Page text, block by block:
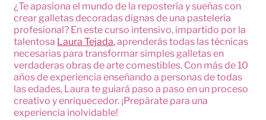
¿Te apasiona el mundo de la repostería y sueñas con
crear galletas decoradas dignas de una pastelería
profesional? En este curso intensivo, impartido por la
talentosa Laura Tejada, aprenderás todas las técnicas
necesarias para transformar simples galletas en
verdaderas obras de arte comestibles. Con más de 10
años de experiencia enseñando a personas de todas
las edades, Laura te guiará paso a paso en un proceso
creativo y enriquecedor. ¡Prepárate para una
experiencia inolvidable!